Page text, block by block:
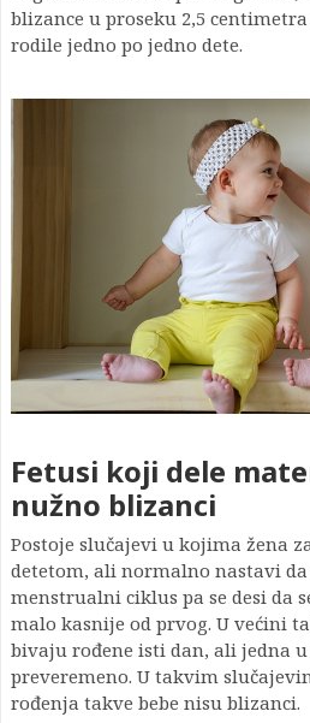
blizance u proseku 2,5
rodile jedno po jedno dete.
Fetusi koji dele
nužno blizanci
Postoje slučajevi u kojima žena
detetom, ali normalno nastavi
menstrualni ciklus pa se desi da
malo kasnije od prvog. U većini
bivaju rođene isti dan, ali jedna
preveremeno. U takvim
rođenja takve bebe nisu blizanci.